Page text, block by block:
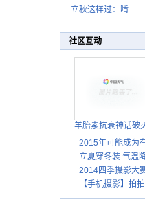
立秋这样过：啃
祝丰收迎秋来
社区互动
羊胎素抗衰神话破
2015年可能成为
立夏穿冬装 气温
2014四季摄影大
【手机摄影】拍